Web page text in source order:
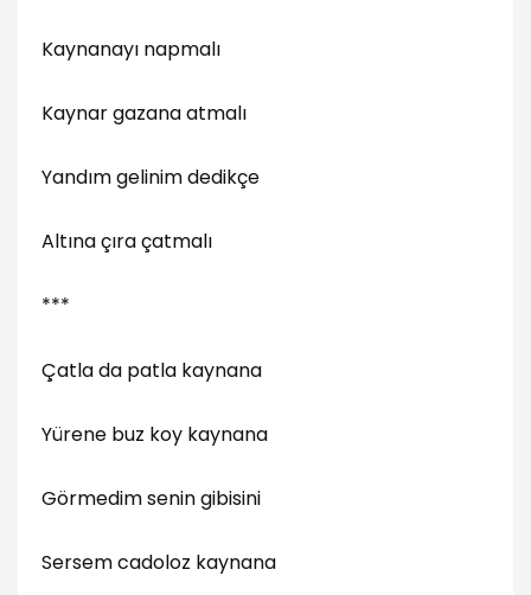
Kaynanayı napmalı
Kaynar gazana atmalı
Yandım gelinim dedikçe
Altına çıra çatmalı
***
Çatla da patla kaynana
Yürene buz koy kaynana
Görmedim senin gibisini
Sersem cadoloz kaynana